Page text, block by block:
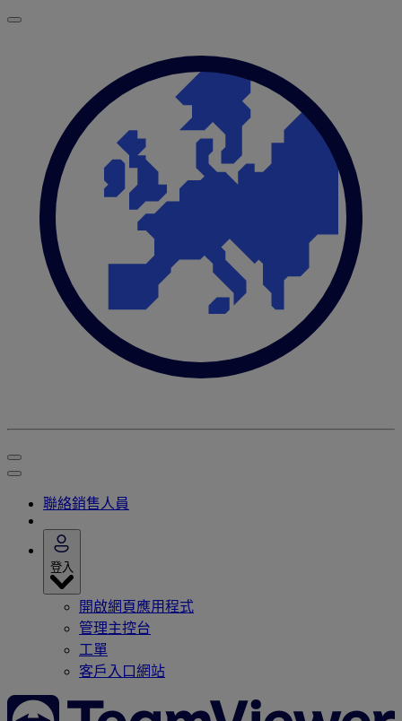
聯絡銷售人員
登入
開啟網頁應用程式
管理主控台
工單
客戶入口網站